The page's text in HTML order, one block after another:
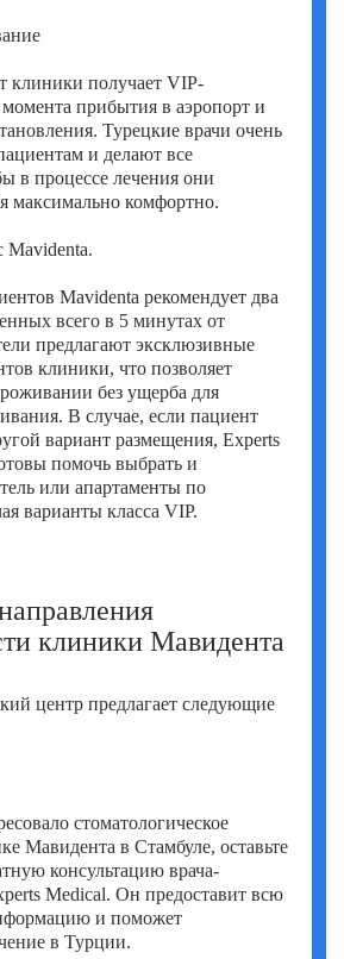
клиники получает VIP-
прибытия в аэропорт и
Турецкие врачи очень
и делают все
в процессе лечения они
максимально комфортно.
Mavidenta.
Mavidenta рекомендует два
всего в 5 минутах от
предлагают эксклюзивные
клиники, что позволяет
без ущерба для
В случае, если пациент
вариант размещения, Experts
помочь выбрать и
или апартаменты по
варианты класса VIP.
клиники Мавидента
центр предлагает следующие
стоматологическое
Мавидента в Стамбуле, оставьте
консультацию врача-
Medical. Он предоставит всю
и поможет
в Турции.